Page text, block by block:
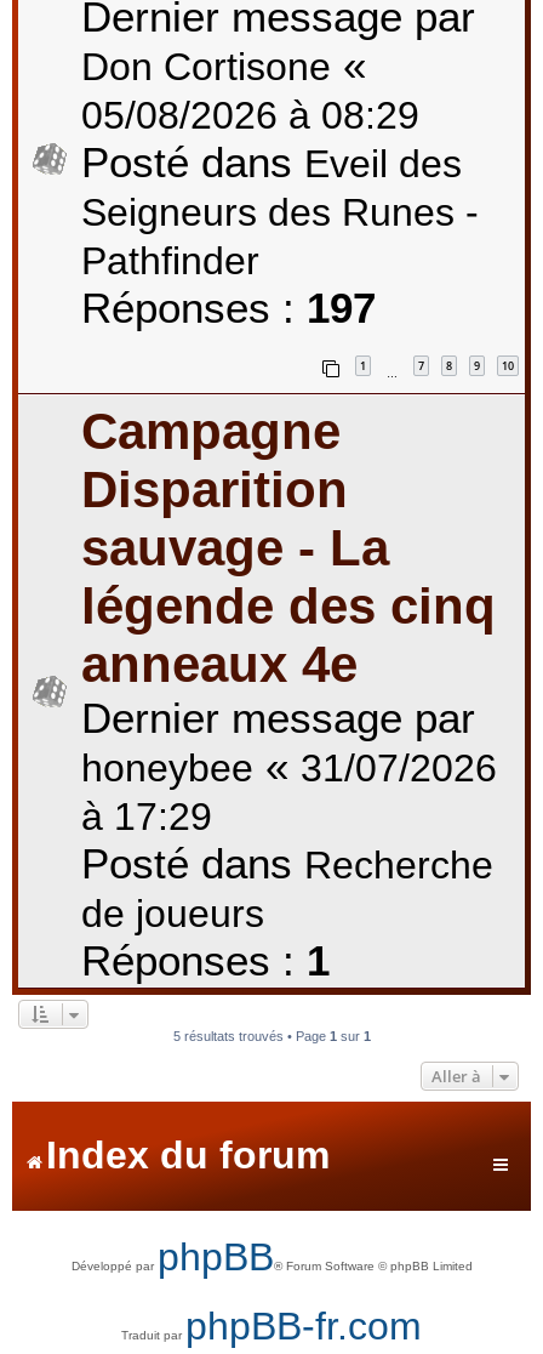
Dernier message par
Don Cortisone «
05/08/2026 à 08:29
Posté dans Eveil des
Seigneurs des Runes -
Pathfinder
Réponses : 197
1
…
7 8 9 10
Campagne
Disparition
sauvage - La
légende des cinq
anneaux 4e
Dernier message par
honeybee « 31/07/2026
à 17:29
Posté dans Recherche
de joueurs
Réponses : 1
5 résultats trouvés • Page 1sur 1
Aller à
Index du forum
Développé par phpBB® Forum Software © phpBB Limited
Traduit par phpBB-fr.com